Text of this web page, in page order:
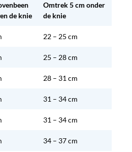
de knie
Omtrek 5 cm onder
de knie
22 – 25 cm
25 – 28 cm
28 – 31 cm
31 – 34 cm
31 – 34 cm
34 – 37 cm